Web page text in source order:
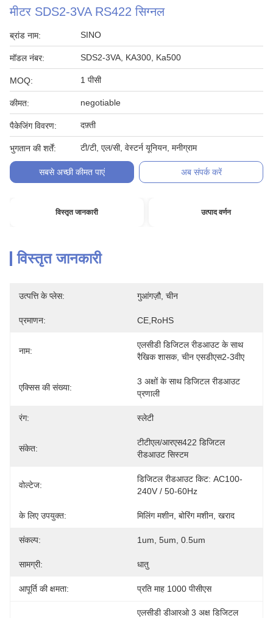
मीटर SDS2-3VA RS422 सिग्नल
ब्रांड नाम: SINO
मॉडल नंबर: SDS2-3VA, KA300, Ka500
MOQ: 1 पीसी
कीमत: negotiable
पैकेजिंग विवरण: दफ़्ती
भुगतान की शर्तें: टी/टी, एल/सी, वेस्टर्न यूनियन, मनीग्राम
सबसे अच्छी कीमत पाएं अब संपर्क करें
विस्तृत जानकारी उत्पाद वर्णन
विस्तृत जानकारी
उत्पत्ति के प्लेस: गुआंगज़ौ, चीन
प्रमाणन: CE,RoHS
नाम:
एलसीडी डिजिटल रीडआउट के साथ
रैखिक शासक, चीन एसडीएस2-3वीए
एक्सिस की संख्या:
3 अक्षों के साथ डिजिटल रीडआउट
प्रणाली
रंग: स्लेटी
संकेत:
टीटीएल/आरएस422 डिजिटल
रीडआउट सिस्टम
वोल्टेज:
डिजिटल रीडआउट किट: AC100-
240V / 50-60Hz
के लिए उपयुक्त: मिलिंग मशीन, बोरिंग मशीन, खराद
संकल्प: 1um, 5um, 0.5um
सामग्री: धातु
आपूर्ति की क्षमता: प्रति माह 1000 पीसीएस
एलसीडी डीआरओ 3 अक्ष डिजिटल